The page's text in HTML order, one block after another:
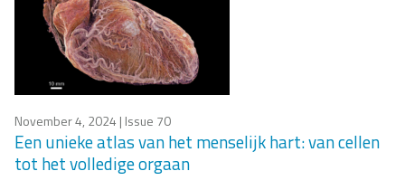
November 4, 2024 | Issue 70
Een unieke atlas van het menselijk hart: van cellen
tot het volledige orgaan